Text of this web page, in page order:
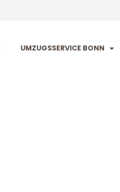
UMZUGSSERVICE BONN